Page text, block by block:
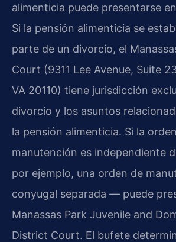
alimenticia puede presentarse
Si la pensión alimenticia se
parte de un divorcio, el
Court (9311 Lee Avenue, Suite
VA 20110) tiene jurisdicción
divorcio y los asuntos
la pensión alimenticia. Si la
manutención es independiente
por ejemplo, una orden de
conyugal separada — puede
Manassas Park Juvenile and
District Court. El bufete